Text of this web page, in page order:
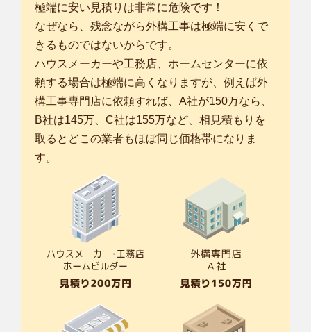
極端に安い見積りは非常に危険です！
なぜなら、残念ながら外構工事は極端に安くで
きるものではないからです。
ハウスメーカーや工務店、ホームセンターに依
頼する場合は極端に高くなりますが、例えば外
構工事専門店に依頼すれば、A社が150万なら、
B社は145万、C社は155万など、相見積もりを
取るとどこの業者もほぼ同じ価格帯になりま
す。